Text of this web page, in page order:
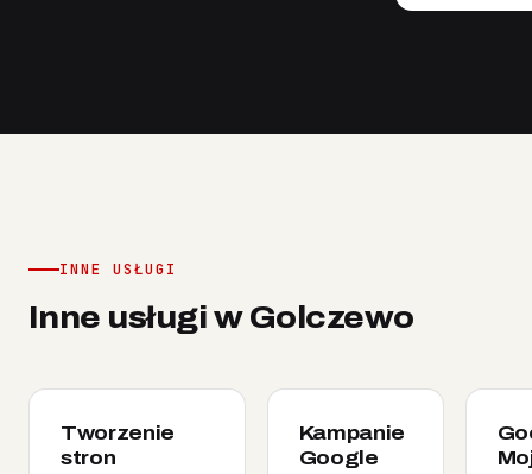
INNE USŁUGI
Inne usługi w Golczewo
Tworzenie
stron
Kampanie
Google